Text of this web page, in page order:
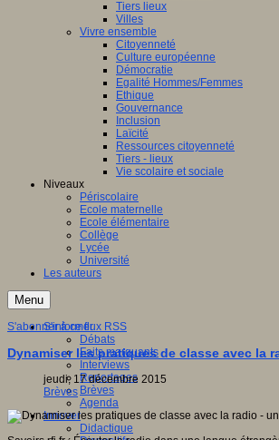
Tiers lieux
Villes
Vivre ensemble
Citoyenneté
Culture européenne
Démocratie
Egalité Hommes/Femmes
Ethique
Gouvernance
Inclusion
Laïcité
Ressources citoyenneté
Tiers - lieux
Vie scolaire et sociale
Niveaux
Périscolaire
Ecole maternelle
Ecole élémentaire
Collège
Lycée
Université
Les auteurs
Menu
S'informer
Débats
Faits marquants
Interviews
Reportages
Brèves
Agenda
Innover
Didactique
S'abonner à ce flux RSS
Dynamiser les pratiques de classe avec la
jeudi, 17 décembre 2015
Brèves